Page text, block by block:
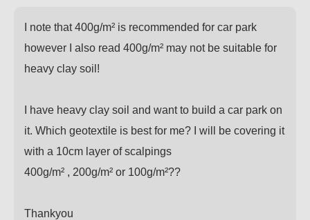
I note that 400g/m² is recommended for car park
however I also read 400g/m² may not be suitable for
heavy clay soil!
I have heavy clay soil and want to build a car park on
it. Which geotextile is best for me? I will be covering it
with a 10cm layer of scalpings
400g/m² , 200g/m² or 100g/m²??
Thankyou